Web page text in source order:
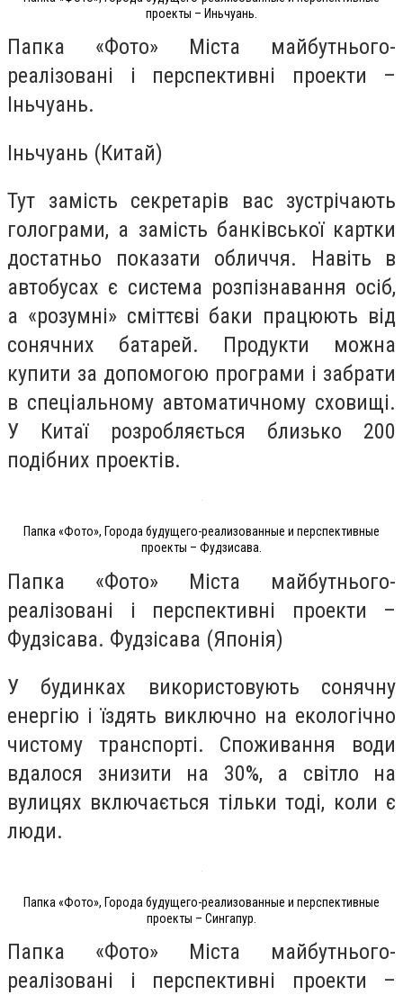
проекты – Иньчуань.
Папка «Фото» Міста майбутнього-
реалізовані і перспективні проекти –
Іньчуань.
Іньчуань (Китай)
Тут замість секретарів вас зустрічають
голограми, а замість банківської картки
достатньо показати обличчя. Навіть в
автобусах є система розпізнавання осіб,
а «розумні» сміттєві баки працюють від
сонячних батарей. Продукти можна
купити за допомогою програми і забрати
в спеціальному автоматичному сховищі.
У Китаї розробляється близько 200
подібних проектів.
Папка «Фото», Города будущего-реализованные и перспективные
проекты – Фудзисава.
Папка «Фото» Міста майбутнього-
реалізовані і перспективні проекти –
Фудзісава. Фудзісава (Японія)
У будинках використовують сонячну
енергію і їздять виключно на екологічно
чистому транспорті. Споживання води
вдалося знизити на 30%, а світло на
вулицях включається тільки тоді, коли є
люди.
Папка «Фото», Города будущего-реализованные и перспективные
проекты – Сингапур.
Папка «Фото» Міста майбутнього-
реалізовані і перспективні проекти –